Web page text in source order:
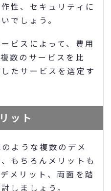
性、セキュリティに
でしょう。
ビスによって、費用
数のサービスを比
たサービスを選定す
ット
ような複数のデメ
もちろんメリットも
メリット、両面を踏
しましょう。